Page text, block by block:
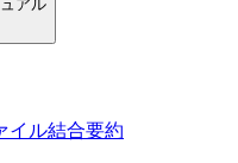
アル
イル結合要約